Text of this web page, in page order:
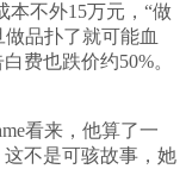
本不外15万元，“做
做品扑了就可能血
费也跌价约50%。
看来，他算了一
这不是可骇故事，她